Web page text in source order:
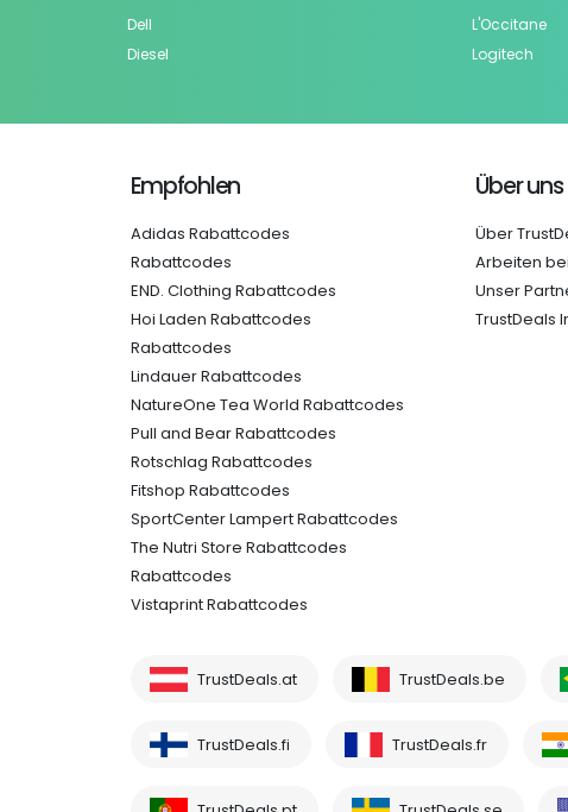
Dell
Diesel
L'Occitane
Logitech
Empfohlen
Adidas Rabattcodes
Rabattcodes
END. Clothing Rabattcodes
Hoi Laden Rabattcodes
Rabattcodes
Lindauer Rabattcodes
NatureOne Tea World Rabattcodes
Pull and Bear Rabattcodes
Rotschlag Rabattcodes
Fitshop Rabattcodes
SportCenter Lampert Rabattcodes
The Nutri Store Rabattcodes
Rabattcodes
Vistaprint Rabattcodes
Über uns
Über
Arbeiten
Unser
TrustDeals
TrustDeals.at TrustDeals.be
TrustDeals.fi TrustDeals.fr